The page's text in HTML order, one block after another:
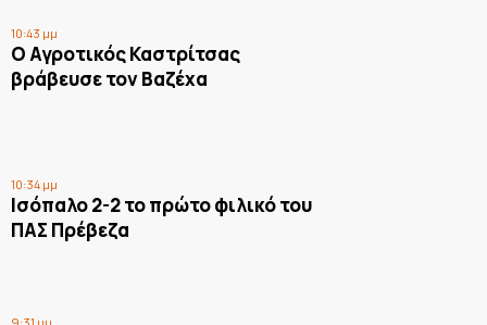
10:43 μμ
Ο Αγροτικός Καστρίτσας
βράβευσε τον Βαζέχα
10:34 μμ
Ισόπαλο 2-2 το πρώτο φιλικό του
ΠΑΣ Πρέβεζα